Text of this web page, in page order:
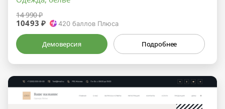
14 990 ₽
10493 ₽ 420 баллов Плюса
Демоверсия Подробнее